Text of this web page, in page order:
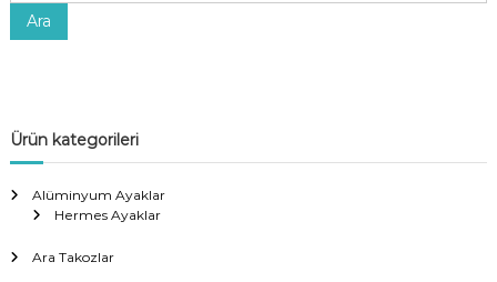
:
Ara
Ürün kategorileri
Alüminyum Ayaklar
Hermes Ayaklar
Ara Takozlar